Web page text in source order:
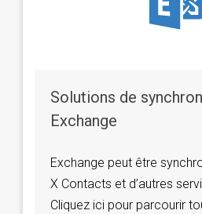
Solutions de
Exchange
Exchange peut être
X Contacts et d’autres
Cliquez ici pour parcourir